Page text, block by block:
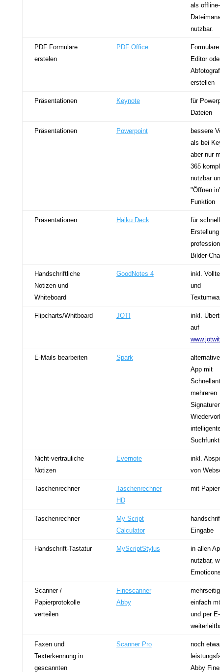
als offline-
nutzbar.
PDF Formulare
erstelen
PDF Office
Editor
erstellen
Präsentationen Keynote
für
Dateien
Präsentationen Powerpoint
bessere
als bei
aber nur
365
nutzbar
"Öffnen
Funktion
Präsentationen Haiku Deck
für
Erstellung
Bilder-
Handschriftliche
Notizen und
Whiteboard
GoodNotes 4
inkl.
und
Flipcharts/Whitboard JOT!
inkl.
auf
E-Mails bearbeiten Spark
App mit
mehreren
Nicht-vertrauliche
Notizen
Evernote
inkl.
von
Taschenrechner
Taschenrechner
HD
mit
Taschenrechner
My Script
Calculator
Eingabe
Handschrift-Tastatur MyScriptStylus
in allen
nutzbar,
Scanner /
Papierprotokolle
verteilen
Finescanner
Abby
einfach
und per
Faxen und
Texterkennung in
gescannten
Scanner Pro
noch
Abby